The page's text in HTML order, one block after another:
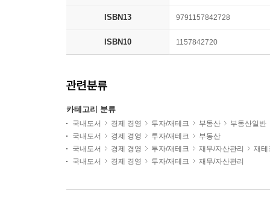
ISBN13 9791157842728
ISBN10 1157842720
관련분류
카테고리 분류
국내도서 경제 경영 투자/재테크 부동산
부동산일반
국내도서
경제 경영 투자/재테크
부동산
국내도서
경제 경영 투자/재테크 재무/자산관리
재테
국내도서
경제 경영 투자/재테크 재무/자산관리